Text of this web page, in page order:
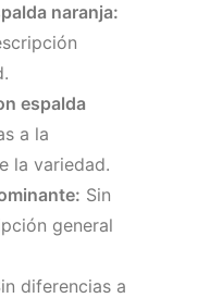
naranja:
espalda
a la
la variedad.
Sin
general
diferencias a